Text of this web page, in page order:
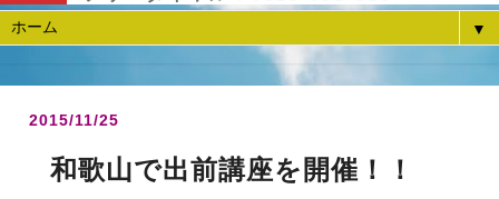
▼
2015/11/25
和歌山で出前講座を開催！！